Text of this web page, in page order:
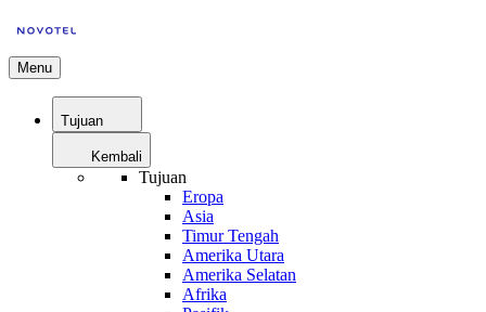
Menu
Tujuan
Kembali
Tujuan
Eropa
Asia
Timur Tengah
Amerika Utara
Amerika Selatan
Afrika